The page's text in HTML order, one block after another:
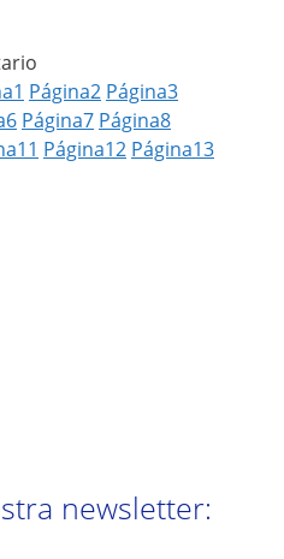
1 Página2 Página3
6 Página7 Página8
11 Página12 Página13
newsletter: